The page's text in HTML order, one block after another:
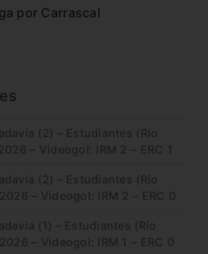
por Carrascal
(2) – Estudiantes (Río
– Videogol: IRM 2 – ERC 1
(2) – Estudiantes (Río
– Videogol: IRM 2 – ERC 0
(1) – Estudiantes (Río
– Videogol: IRM 1 – ERC 0